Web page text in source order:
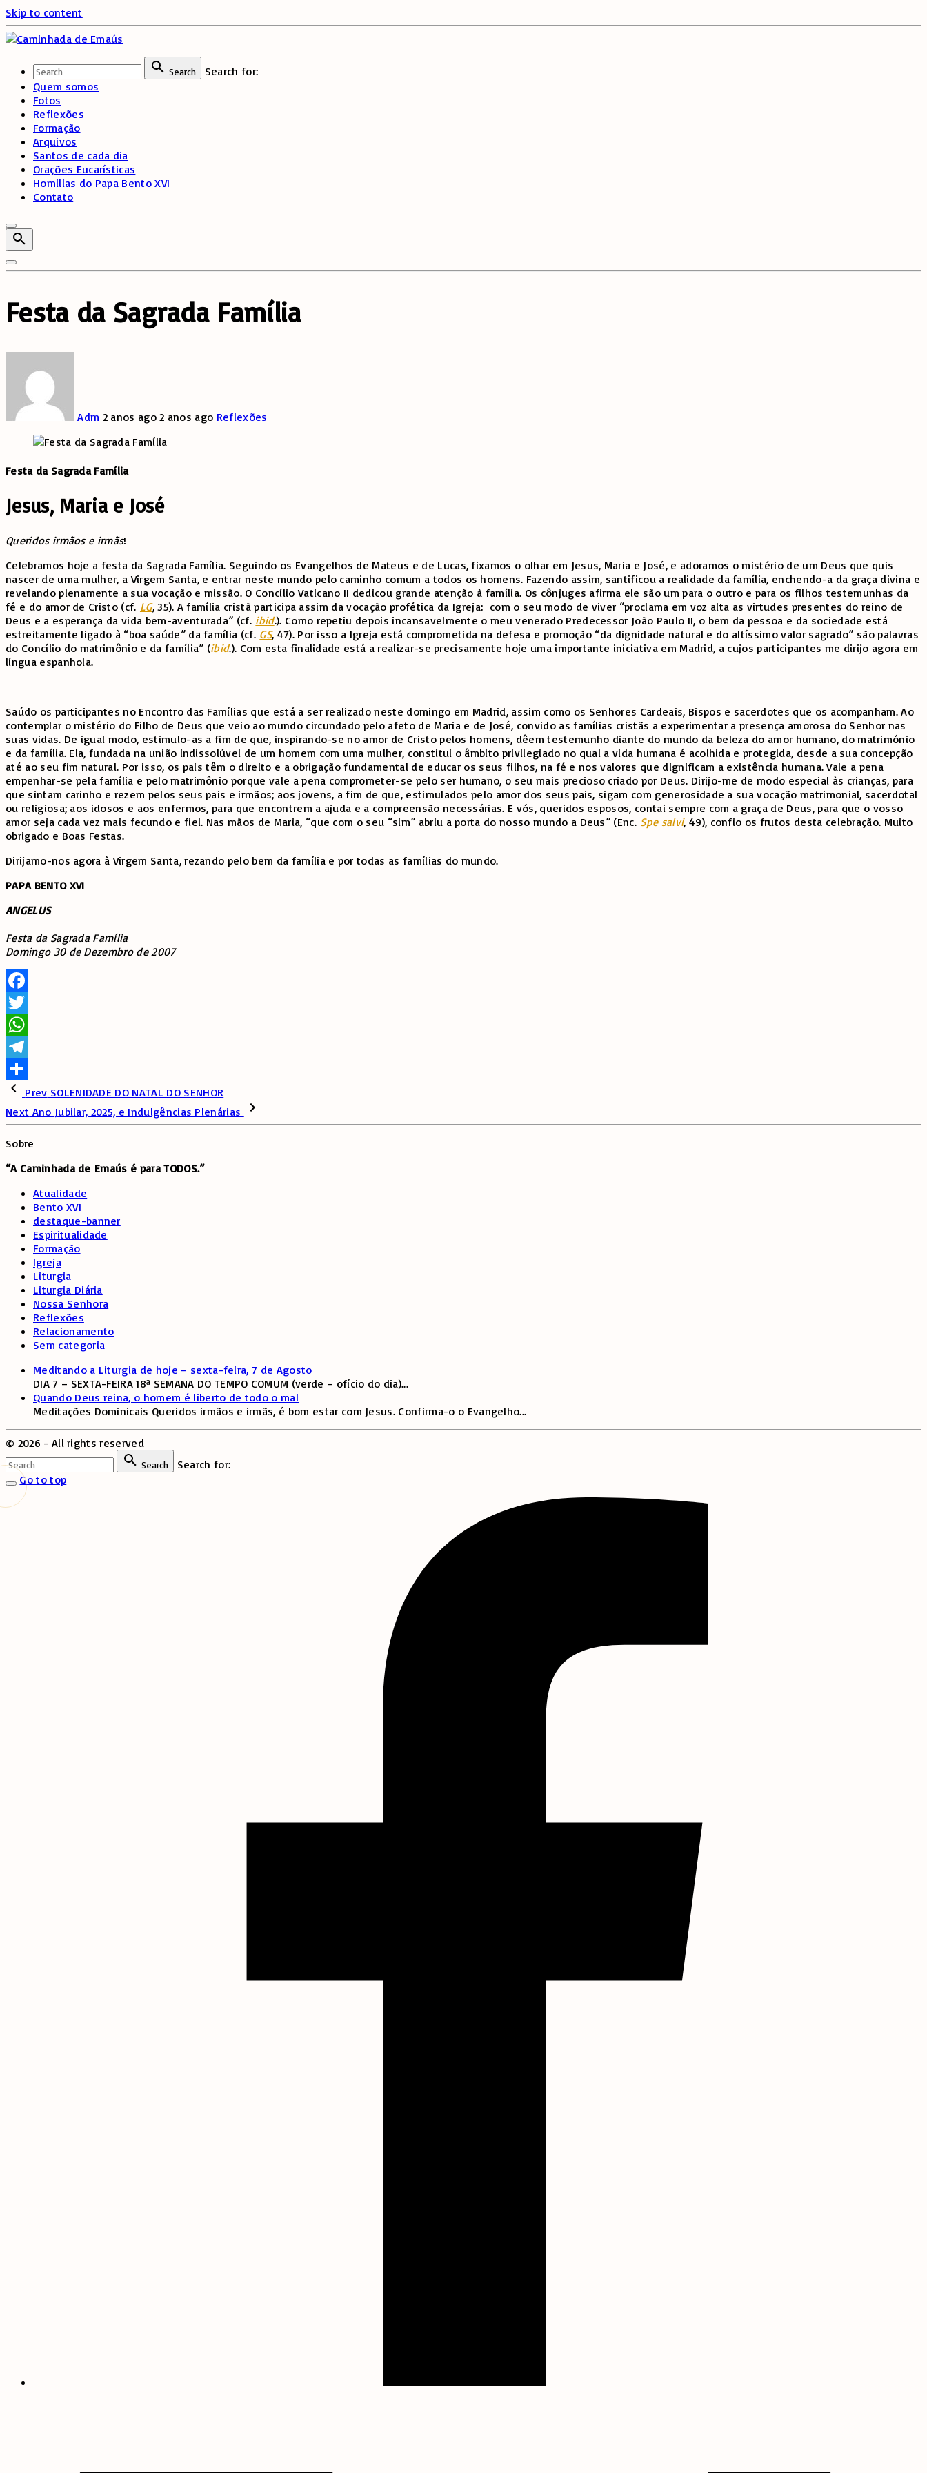
Skip to content
Search
Search for:
Quem somos
Fotos
Reflexões
Formação
Arquivos
Santos de cada dia
Orações Eucarísticas
Homilias do Papa Bento XVI
Contato
Festa da Sagrada Família
Adm 2 anos ago2 anos ago Reflexões
Festa da Sagrada Família
Jesus, Maria e José
Queridos irmãos e irmãs!
Celebramos hoje a festa da Sagrada Família. Seguindo os Evangelhos de Mateus e de Lucas, fixamos o olhar em Jesus, Maria e José, e adoramos o mistério de um Deus que quis
nascer de uma mulher, a Virgem Santa, e entrar neste mundo pelo caminho comum a todos os homens. Fazendo assim, santificou a realidade da família, enchendo-a da graça divina e
revelando plenamente a sua vocação e missão. O Concílio Vaticano II dedicou grande atenção à família. Os cônjuges afirma ele são um para o outro e para os filhos testemunhas da
fé e do amor de Cristo (cf. LG, 35). A família cristã participa assim da vocação profética da Igreja: com o seu modo de viver “proclama em voz alta as virtudes presentes do reino de
Deus e a esperança da vida bem-aventurada” (cf. ibid.). Como repetiu depois incansavelmente o meu venerado Predecessor João Paulo II, o bem da pessoa e da sociedade está
estreitamente ligado à “boa saúde” da família (cf. GS, 47). Por isso a Igreja está comprometida na defesa e promoção “da dignidade natural e do altíssimo valor sagrado” são palavras
do Concílio do matrimônio e da família” (ibid.). Com esta finalidade está a realizar-se precisamente hoje uma importante iniciativa em Madrid, a cujos participantes me dirijo agora em
língua espanhola.
Saúdo os participantes no Encontro das Famílias que está a ser realizado neste domingo em Madrid, assim como os Senhores Cardeais, Bispos e sacerdotes que os acompanham. Ao
contemplar o mistério do Filho de Deus que veio ao mundo circundado pelo afeto de Maria e de José, convido as famílias cristãs a experimentar a presença amorosa do Senhor nas
suas vidas. De igual modo, estimulo-as a fim de que, inspirando-se no amor de Cristo pelos homens, dêem testemunho diante do mundo da beleza do amor humano, do matrimónio
e da família. Ela, fundada na união indissolúvel de um homem com uma mulher, constitui o âmbito privilegiado no qual a vida humana é acolhida e protegida, desde a sua concepção
até ao seu fim natural. Por isso, os pais têm o direito e a obrigação fundamental de educar os seus filhos, na fé e nos valores que dignificam a existência humana. Vale a pena
empenhar-se pela família e pelo matrimônio porque vale a pena comprometer-se pelo ser humano, o seu mais precioso criado por Deus. Dirijo-me de modo especial às crianças, para
que sintam carinho e rezem pelos seus pais e irmãos; aos jovens, a fim de que, estimulados pelo amor dos seus pais, sigam com generosidade a sua vocação matrimonial, sacerdotal
ou religiosa; aos idosos e aos enfermos, para que encontrem a ajuda e a compreensão necessárias. E vós, queridos esposos, contai sempre com a graça de Deus, para que o vosso
amor seja cada vez mais fecundo e fiel. Nas mãos de Maria, “que com o seu “sim” abriu a porta do nosso mundo a Deus” (Enc. Spe salvi, 49), confio os frutos desta celebração. Muito
obrigado e Boas Festas.
Dirijamo-nos agora à Virgem Santa, rezando pelo bem da família e por todas as famílias do mundo.
PAPA BENTO XVI
ANGELUS
Festa da Sagrada Família
Domingo 30 de Dezembro de 2007
Facebook
Twitter
WhatsApp
Telegram
SharePrev SOLENIDADE DO NATAL DO SENHOR
Next Ano Jubilar, 2025, e Indulgências Plenárias
Sobre
“A Caminhada de Emaús é para TODOS.”
Atualidade
Bento XVI
destaque-banner
Espiritualidade
Formação
Igreja
Liturgia
Liturgia Diária
Nossa Senhora
Reflexões
Relacionamento
Sem categoria
Meditando a Liturgia de hoje – sexta-feira, 7 de Agosto
DIA 7 – SEXTA-FEIRA 18ª SEMANA DO TEMPO COMUM (verde – ofício do dia)...
Quando Deus reina, o homem é liberto de todo o mal
Meditações Dominicais Queridos irmãos e irmãs, é bom estar com Jesus. Confirma-o o Evangelho...
© 2026 - All rights reserved
Search
Search for:
Go to top